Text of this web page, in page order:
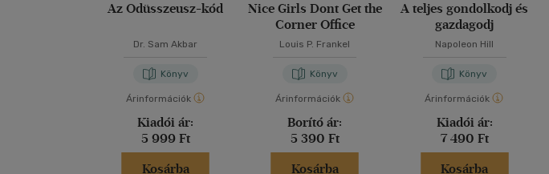
Az Odüsszeusz-kód
Dr. Sam Akbar
Könyv
Árinformációk
Kiadói ár:
5 999 Ft
Kosárba
Nice Girls Dont Get the
Corner Office
Louis P. Frankel
Könyv
Árinformációk
Borító ár:
5 390 Ft
Kosárba
A teljes gondolkodj és
gazdagodj
Napoleon Hill
Könyv
Árinformációk
Kiadói ár:
7 490 Ft
Kosárba